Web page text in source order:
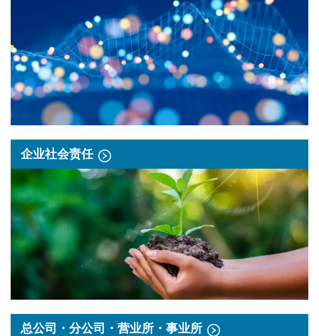
企业社会责任
总公司・分公司・营业所・事业所